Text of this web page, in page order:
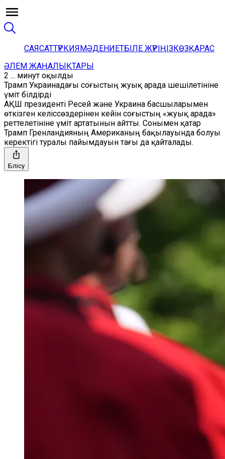
САЯСАТТҮРКИЯМӘДЕНИЕТБІЛЕ ЖҮРІҢІЗКӨЗҚАРАС
ӘЛЕМ ЖАҢАЛЫҚТАРЫ
2 ... минут оқылды
Трамп Украинадағы соғыстың жуық арада шешілетініне
үміт білдірді
АҚШ президенті Ресей және Украина басшыларымен
өткізген келіссөздерінен кейін соғыстың «жуық арада»
реттелетініне үміт артатынын айтты. Сонымен қатар
Трамп Гренландияның Американың бақылауында болуы
керектігі туралы пайымдауын тағы да қайталады.
Бөлісу